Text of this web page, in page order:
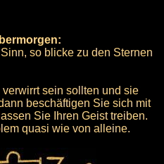
so blicke zu den Sternen
sein sollten und sie
beschäftigen Sie sich mit
Sie Ihren Geist treiben.
quasi wie von alleine.